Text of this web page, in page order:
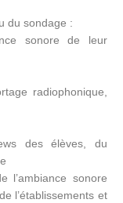
du sondage :
sonore de leur
radiophonique,
des élèves, du
l’ambiance sonore
l’établissements et